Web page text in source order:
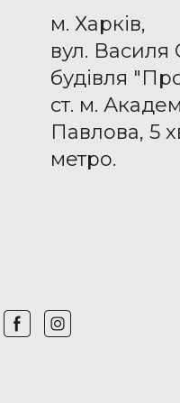
м. Харків,
вул. Василя
будівля
ст. м.
Павлова, 5
метро.